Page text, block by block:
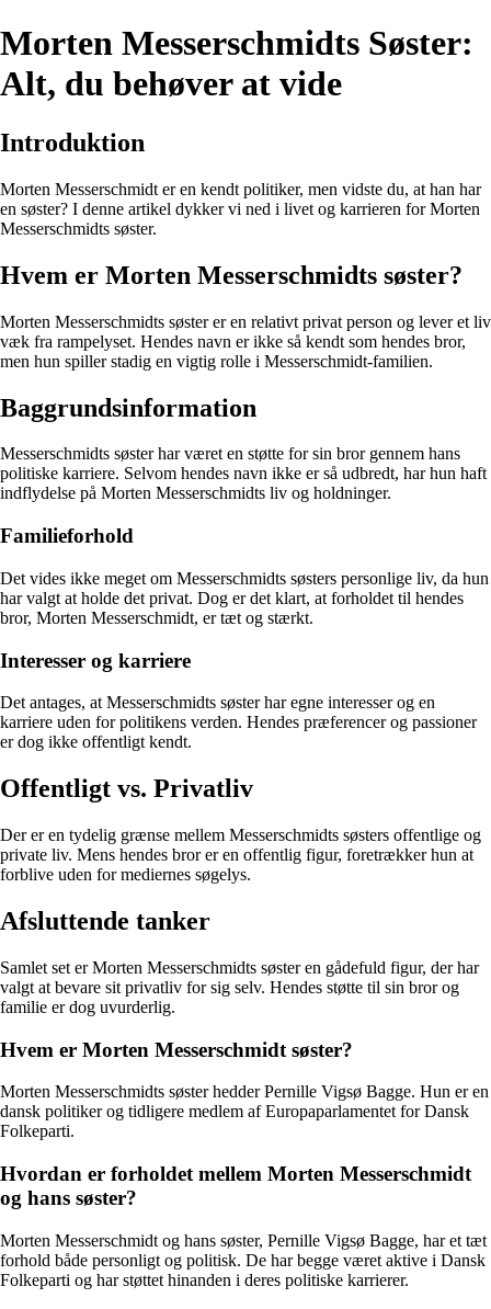
Morten Messerschmidts Søster:
Alt, du behøver at vide
Introduktion
Morten Messerschmidt er en kendt politiker, men vidste du, at han har
en søster? I denne artikel dykker vi ned i livet og karrieren for Morten
Messerschmidts søster.
Hvem er Morten Messerschmidts søster?
Morten Messerschmidts søster er en relativt privat person og lever et liv
væk fra rampelyset. Hendes navn er ikke så kendt som hendes bror,
men hun spiller stadig en vigtig rolle i Messerschmidt-familien.
Baggrundsinformation
Messerschmidts søster har været en støtte for sin bror gennem hans
politiske karriere. Selvom hendes navn ikke er så udbredt, har hun haft
indflydelse på Morten Messerschmidts liv og holdninger.
Familieforhold
Det vides ikke meget om Messerschmidts søsters personlige liv, da hun
har valgt at holde det privat. Dog er det klart, at forholdet til hendes
bror, Morten Messerschmidt, er tæt og stærkt.
Interesser og karriere
Det antages, at Messerschmidts søster har egne interesser og en
karriere uden for politikens verden. Hendes præferencer og passioner
er dog ikke offentligt kendt.
Offentligt vs. Privatliv
Der er en tydelig grænse mellem Messerschmidts søsters offentlige og
private liv. Mens hendes bror er en offentlig figur, foretrækker hun at
forblive uden for mediernes søgelys.
Afsluttende tanker
Samlet set er Morten Messerschmidts søster en gådefuld figur, der har
valgt at bevare sit privatliv for sig selv. Hendes støtte til sin bror og
familie er dog uvurderlig.
Hvem er Morten Messerschmidt søster?
Morten Messerschmidts søster hedder Pernille Vigsø Bagge. Hun er en
dansk politiker og tidligere medlem af Europaparlamentet for Dansk
Folkeparti.
Hvordan er forholdet mellem Morten Messerschmidt
og hans søster?
Morten Messerschmidt og hans søster, Pernille Vigsø Bagge, har et tæt
forhold både personligt og politisk. De har begge været aktive i Dansk
Folkeparti og har støttet hinanden i deres politiske karrierer.